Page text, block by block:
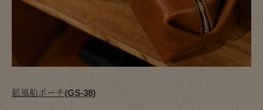
紙風船ポーチ(GS-38)